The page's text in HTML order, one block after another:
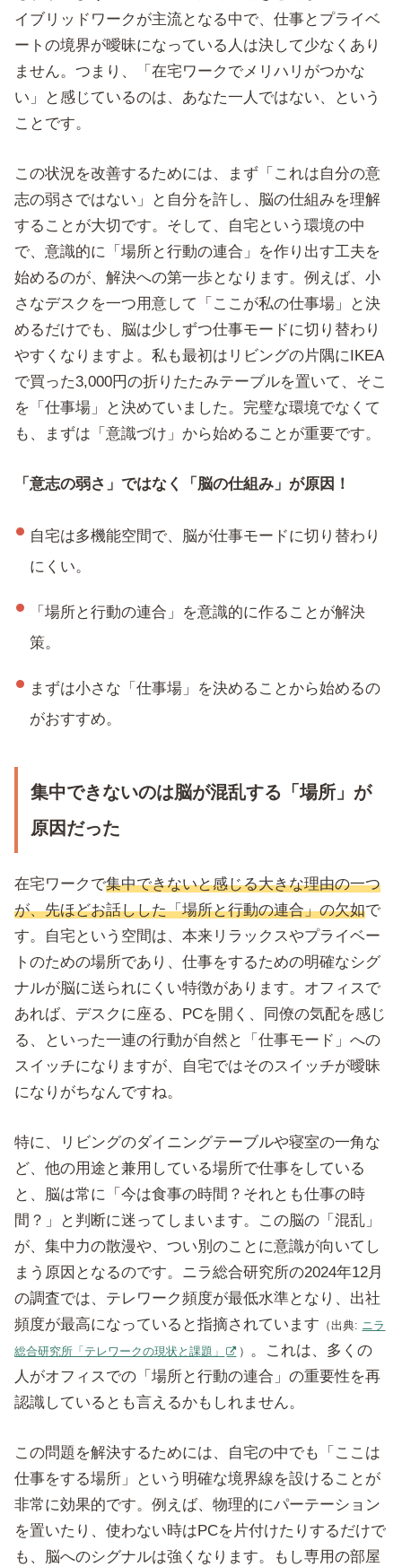
イブリッドワークが主流となる中で、仕事とプライベ
ートの境界が曖昧になっている人は決して少なくあり
ません。つまり、「在宅ワークでメリハリがつかな
い」と感じているのは、あなた一人ではない、という
ことです。
この状況を改善するためには、まず「これは自分の意
志の弱さではない」と自分を許し、脳の仕組みを理解
することが大切です。そして、自宅という環境の中
で、意識的に「場所と行動の連合」を作り出す工夫を
始めるのが、解決への第一歩となります。例えば、小
さなデスクを一つ用意して「ここが私の仕事場」と決
めるだけでも、脳は少しずつ仕事モードに切り替わり
やすくなりますよ。私も最初はリビングの片隅にIKEA
で買った3,000円の折りたたみテーブルを置いて、そこ
を「仕事場」と決めていました。完璧な環境でなくて
も、まずは「意識づけ」から始めることが重要です。
「意志の弱さ」ではなく「脳の仕組み」が原因！
自宅は多機能空間で、脳が仕事モードに切り替わり
にくい。
「場所と行動の連合」を意識的に作ることが解決
策。
まずは小さな「仕事場」を決めることから始めるの
がおすすめ。
集中できないのは脳が混乱する「場所」が
原因だった
在宅ワークで集中できないと感じる大きな理由の一つ
が、先ほどお話しした「場所と行動の連合」の欠如で
す。自宅という空間は、本来リラックスやプライベー
トのための場所であり、仕事をするための明確なシグ
ナルが脳に送られにくい特徴があります。オフィスで
あれば、デスクに座る、PCを開く、同僚の気配を感じ
る、といった一連の行動が自然と「仕事モード」への
スイッチになりますが、自宅ではそのスイッチが曖昧
になりがちなんですね。
特に、リビングのダイニングテーブルや寝室の一角な
ど、他の用途と兼用している場所で仕事をしている
と、脳は常に「今は食事の時間？それとも仕事の時
間？」と判断に迷ってしまいます。この脳の「混乱」
が、集中力の散漫や、つい別のことに意識が向いてし
まう原因となるのです。ニラ総合研究所の2024年12月
の調査では、テレワーク頻度が最低水準となり、出社
頻度が最高になっていると指摘されています （出典: ニラ
総合研究所「テレワークの現状と課題」
） 。これは、多くの
人がオフィスでの「場所と行動の連合」の重要性を再
認識しているとも言えるかもしれません。
この問題を解決するためには、自宅の中でも「ここは
仕事をする場所」という明確な境界線を設けることが
非常に効果的です。例えば、物理的にパーテーション
を置いたり、使わない時はPCを片付けたりするだけで
も、脳へのシグナルは強くなります。もし専用の部屋